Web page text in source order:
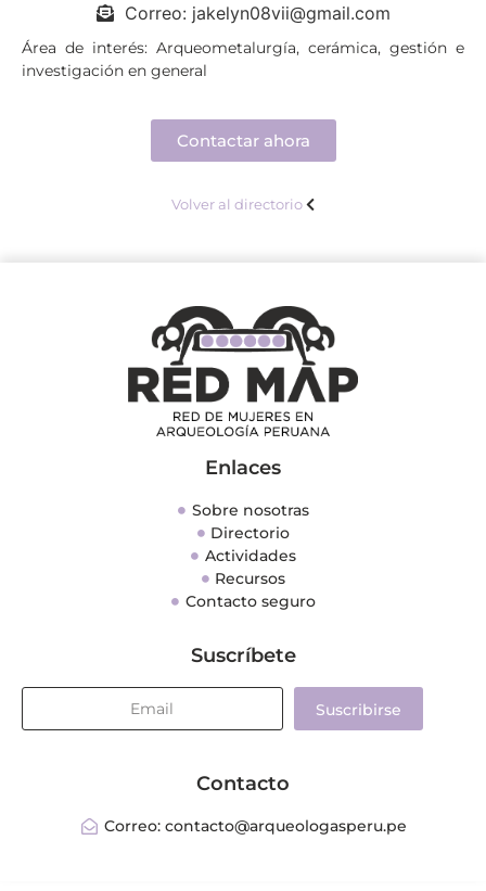
Correo: jakelyn08vii@gmail.com
Área de interés: Arqueometalurgía, cerámica, gestión e
investigación en general
Contactar ahora
Volver al directorio
Enlaces
Sobre nosotras
Directorio
Actividades
Recursos
Contacto seguro
Suscríbete
Suscribirse
Contacto
Correo: contacto@arqueologasperu.pe